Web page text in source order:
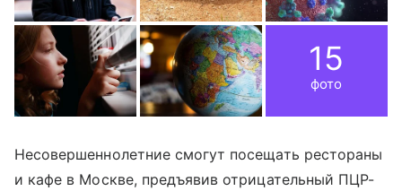
15
фото
Несовершеннолетние смогут посещать рестораны
и кафе в Москве, предъявив отрицательный ПЦР-